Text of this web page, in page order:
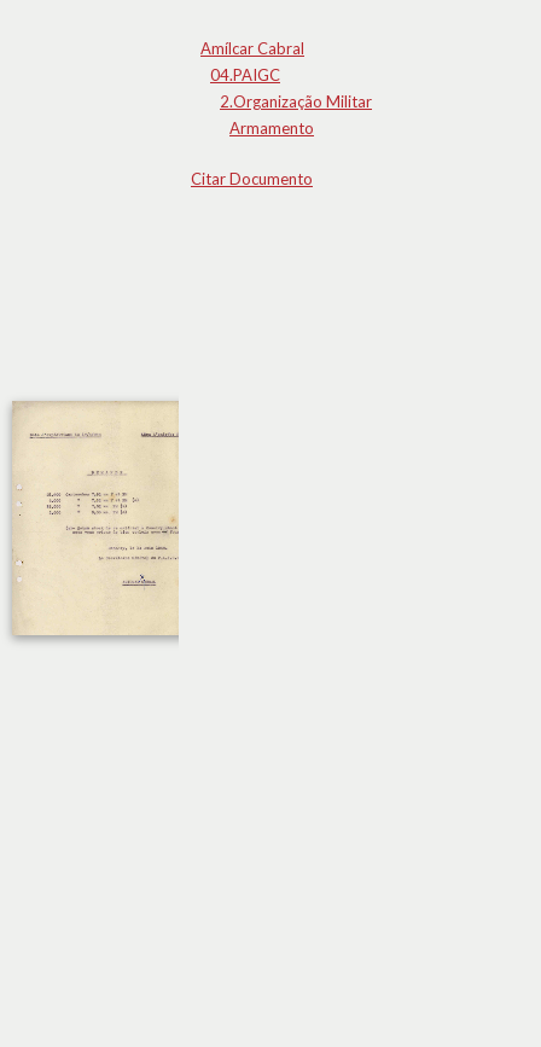
Amílcar Cabral
04.PAIGC
2.Organização Militar
Armamento
Citar Documento